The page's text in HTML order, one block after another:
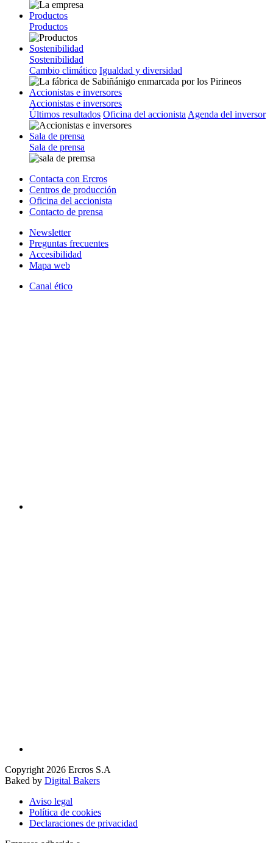
Productos
Productos
Sostenibilidad
Sostenibilidad
Cambio climático Igualdad y diversidad
Accionistas e inversores
Accionistas e inversores
Últimos resultados Oficina del accionista Agenda del inversor
Sala de prensa
Sala de prensa
Contacta con Ercros
Centros de producción
Oficina del accionista
Contacto de prensa
Newsletter
Preguntas frecuentes
Accesibilidad
Mapa web
Canal ético
Copyright 2026 Ercros S.A
Baked by Digital Bakers
Aviso legal
Política de cookies
Declaraciones de privacidad